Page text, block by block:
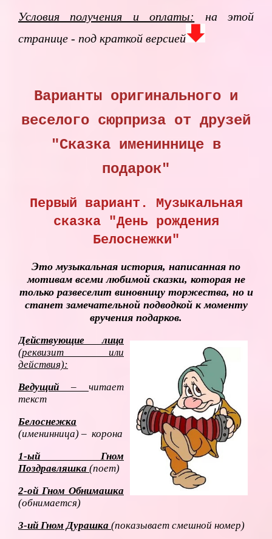
Условия получения и оплаты:
на этой
странице - под краткой версией
Варианты оригинального и
веселого сюрприза от друзей
"Сказка имениннице в
подарок"
Первый вариант. Музыкальная
сказка "День рождения
Белоснежки"
Это музыкальная история, написанная по
мотивам всеми любимой сказки, которая не
только развеселит виновницу торжества, но и
станет замечательной подводкой к моменту
вручения подарков.
Действующие лица
(реквизит или
действия):
Ведущий – читает
текст
Белоснежка
(именинница) – корона
1-ый Гном
Поздравляшка (поет)
2-ой Гном Обнимашка
(обнимается)
3-ий Гном Дурашка (показывает смешной номер)